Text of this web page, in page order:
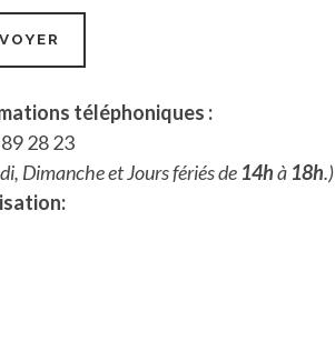
téléphoniques :
28 23
Dimanche et Jours fériés de 14hà 18h.)